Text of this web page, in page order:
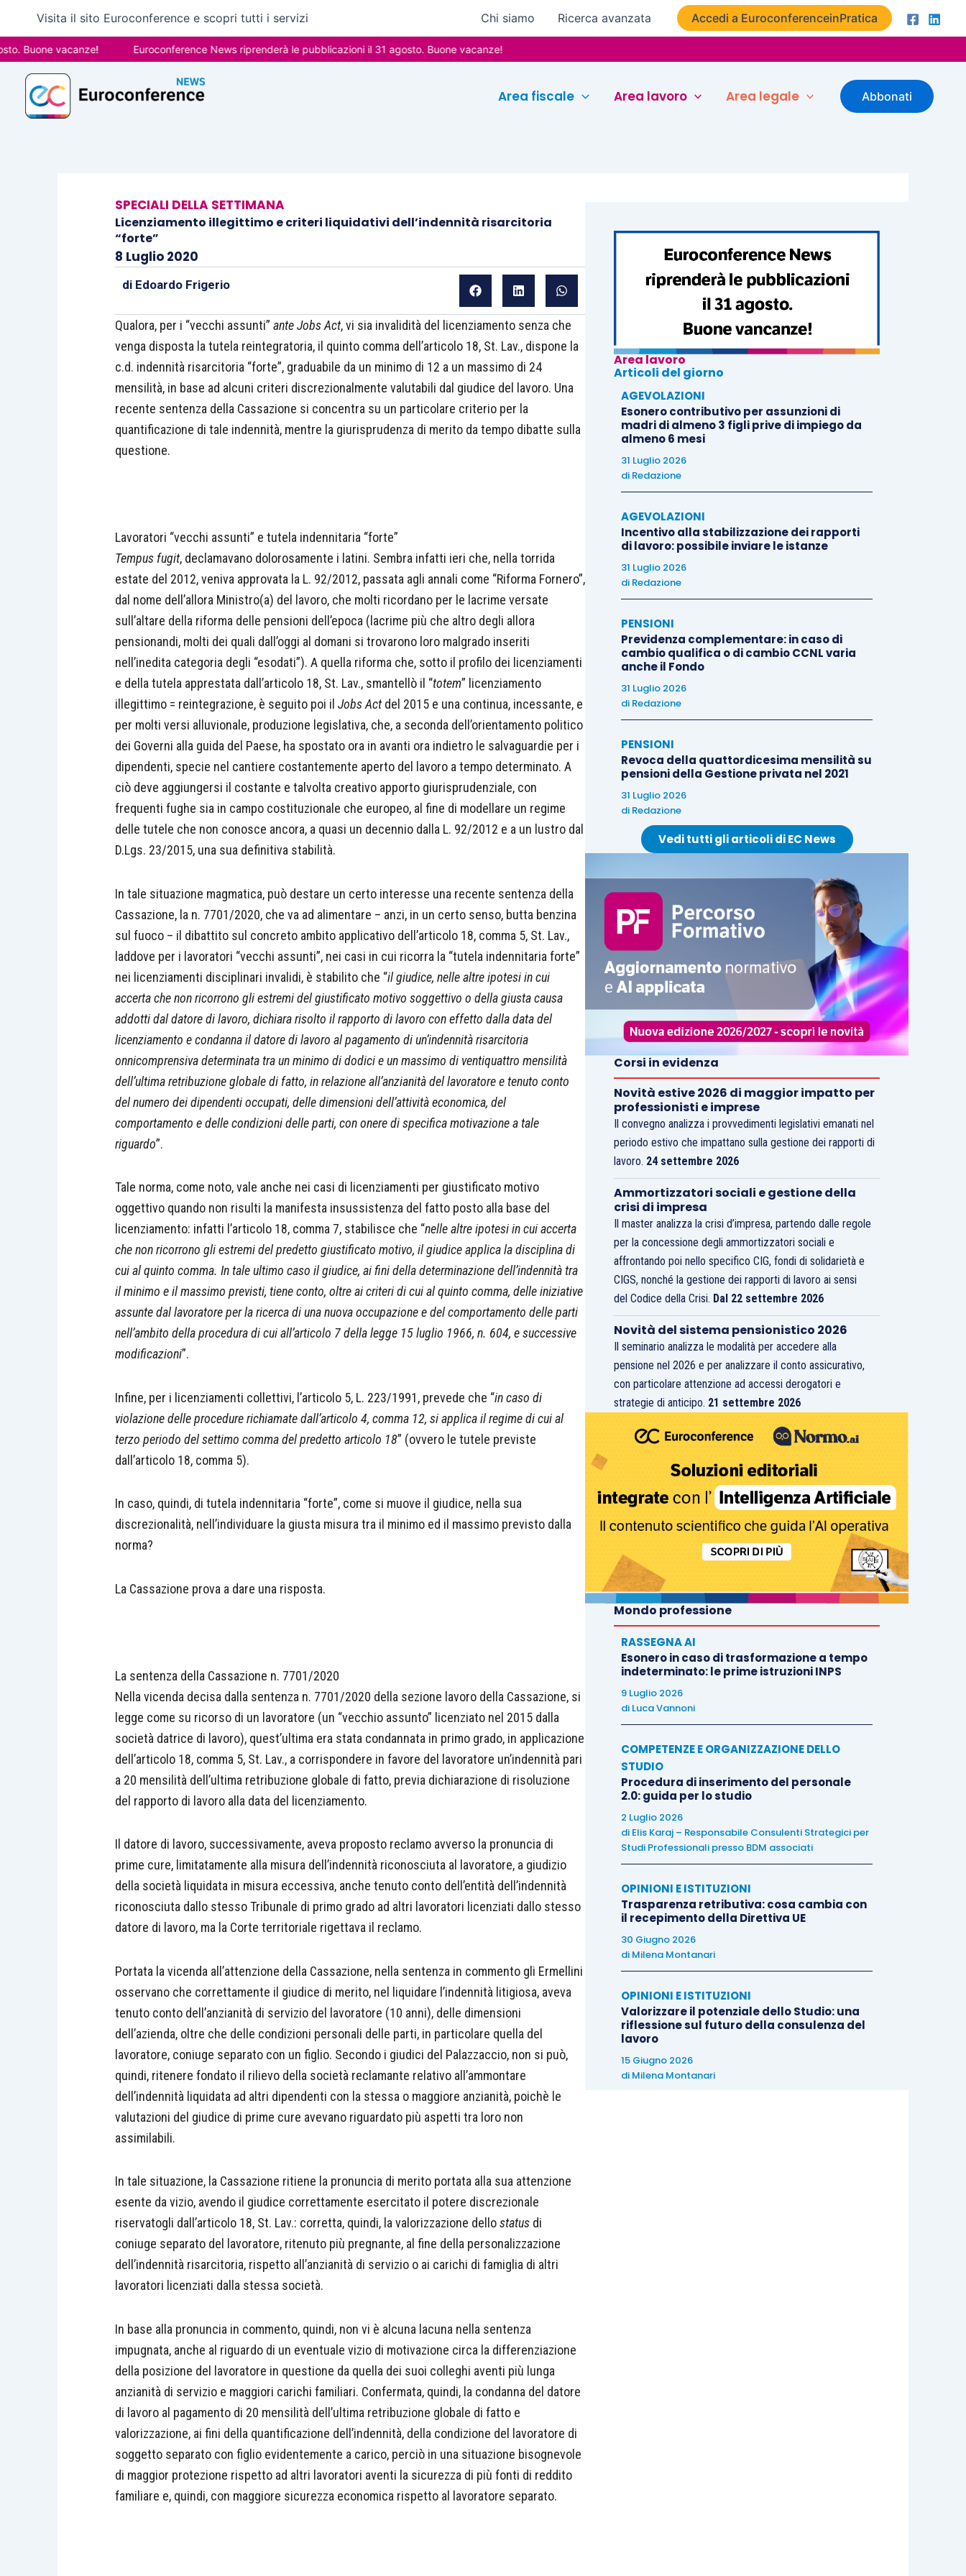
contenuto
Visita il sito Euroconference e scopri tutti i servizi Chi siamo Ricerca avanzata Accedi a EuroconferenceinPratica
vacanze! Euroconference News riprenderà le pubblicazioni il 31 agosto. Buone vacanze!
Area fiscale Area lavoro Area legale Abbonati
SPECIALI DELLA SETTIMANA
Licenziamento illegittimo e criteri liquidativi dell’indennità risarcitoria
“forte”
8 Luglio 2020
di Edoardo Frigerio
Qualora, per i “vecchi assunti” ante Jobs Act, vi sia invalidità del licenziamento senza che
venga disposta la tutela reintegratoria, il quinto comma dell’articolo 18, St. Lav., dispone la
c.d. indennità risarcitoria “forte”, graduabile da un minimo di 12 a un massimo di 24
mensilità, in base ad alcuni criteri discrezionalmente valutabili dal giudice del lavoro. Una
recente sentenza della Cassazione si concentra su un particolare criterio per la
quantificazione di tale indennità, mentre la giurisprudenza di merito da tempo dibatte sulla
questione.
Lavoratori “vecchi assunti” e tutela indennitaria “forte”
Tempus fugit, declamavano dolorosamente i latini. Sembra infatti ieri che, nella torrida
estate del 2012, veniva approvata la L. 92/2012, passata agli annali come “Riforma Fornero”,
dal nome dell’allora Ministro(a) del lavoro, che molti ricordano per le lacrime versate
sull’altare della riforma delle pensioni dell’epoca (lacrime più che altro degli allora
pensionandi, molti dei quali dall’oggi al domani si trovarono loro malgrado inseriti
nell’inedita categoria degli “esodati”). A quella riforma che, sotto il profilo dei licenziamenti
e della tutela apprestata dall’articolo 18, St. Lav., smantellò il “totem” licenziamento
illegittimo = reintegrazione, è seguito poi il Jobs Actdel 2015 e una continua, incessante, e
per molti versi alluvionale, produzione legislativa, che, a seconda dell’orientamento politico
dei Governi alla guida del Paese, ha spostato ora in avanti ora indietro le salvaguardie per i
dipendenti, specie nel cantiere costantemente aperto del lavoro a tempo determinato. A
ciò deve aggiungersi il costante e talvolta creativo apporto giurisprudenziale, con
frequenti fughe sia in campo costituzionale che europeo, al fine di modellare un regime
delle tutele che non conosce ancora, a quasi un decennio dalla L. 92/2012 e a un lustro dal
D.Lgs. 23/2015, una sua definitiva stabilità.
In tale situazione magmatica, può destare un certo interesse una recente sentenza della
Cassazione, la n. 7701/2020, che va ad alimentare – anzi, in un certo senso, butta benzina
sul fuoco – il dibattito sul concreto ambito applicativo dell’articolo 18, comma 5, St. Lav.,
laddove per i lavoratori “vecchi assunti”, nei casi in cui ricorra la “tutela indennitaria forte”
nei licenziamenti disciplinari invalidi, è stabilito che “il giudice, nelle altre ipotesi in cui
accerta che non ricorrono gli estremi del giustificato motivo soggettivo o della giusta causa
addotti dal datore di lavoro, dichiara risolto il rapporto di lavoro con effetto dalla data del
licenziamento e condanna il datore di lavoro al pagamento di un’indennità risarcitoria
onnicomprensiva determinata tra un minimo di dodici e un massimo di ventiquattro mensilità
dell’ultima retribuzione globale di fatto, in relazione all’anzianità del lavoratore e tenuto conto
del numero dei dipendenti occupati, delle dimensioni dell’attività economica, del
comportamento e delle condizioni delle parti, con onere di specifica motivazione a tale
riguardo”.
Tale norma, come noto, vale anche nei casi di licenziamenti per giustificato motivo
oggettivo quando non risulti la manifesta insussistenza del fatto posto alla base del
licenziamento: infatti l’articolo 18, comma 7, stabilisce che “nelle altre ipotesi in cui accerta
che non ricorrono gli estremi del predetto giustificato motivo, il giudice applica la disciplina di
cui al quinto comma. In tale ultimo caso il giudice, ai fini della determinazione dell’indennità tra
il minimo e il massimo previsti, tiene conto, oltre ai criteri di cui al quinto comma, delle iniziative
assunte dal lavoratore per la ricerca di una nuova occupazione e del comportamento delle parti
nell’ambito della procedura di cui all’articolo 7 della legge 15 luglio 1966, n. 604, e successive
modificazioni”.
Infine, per i licenziamenti collettivi, l’articolo 5, L. 223/1991, prevede che “in caso di
violazione delle procedure richiamate dall’articolo 4, comma 12, si applica il regime di cui al
terzo periodo del settimo comma del predetto articolo 18” (ovvero le tutele previste
dall’articolo 18, comma 5).
In caso, quindi, di tutela indennitaria “forte”, come si muove il giudice, nella sua
discrezionalità, nell’individuare la giusta misura tra il minimo ed il massimo previsto dalla
norma?
La Cassazione prova a dare una risposta.
La sentenza della Cassazione n. 7701/2020
Nella vicenda decisa dalla sentenza n. 7701/2020 della sezione lavoro della Cassazione, si
legge come su ricorso di un lavoratore (un “vecchio assunto” licenziato nel 2015 dalla
società datrice di lavoro), quest’ultima era stata condannata in primo grado, in applicazione
dell’articolo 18, comma 5, St. Lav., a corrispondere in favore del lavoratore un’indennità pari
a 20 mensilità dell’ultima retribuzione globale di fatto, previa dichiarazione di risoluzione
del rapporto di lavoro alla data del licenziamento.
Il datore di lavoro, successivamente, aveva proposto reclamo avverso la pronuncia di
prime cure, limitatamente alla misura dell’indennità riconosciuta al lavoratore, a giudizio
della società liquidata in misura eccessiva, anche tenuto conto dell’entità dell’indennità
riconosciuta dallo stesso Tribunale di primo grado ad altri lavoratori licenziati dallo stesso
datore di lavoro, ma la Corte territoriale rigettava il reclamo.
Portata la vicenda all’attenzione della Cassazione, nella sentenza in commento gli Ermellini
osservano che correttamente il giudice di merito, nel liquidare l’indennità litigiosa, aveva
tenuto conto dell’anzianità di servizio del lavoratore (10 anni), delle dimensioni
dell’azienda, oltre che delle condizioni personali delle parti, in particolare quella del
lavoratore, coniuge separato con un figlio. Secondo i giudici del Palazzaccio, non si può,
quindi, ritenere fondato il rilievo della società reclamante relativo all’ammontare
dell’indennità liquidata ad altri dipendenti con la stessa o maggiore anzianità, poichè le
valutazioni del giudice di prime cure avevano riguardato più aspetti tra loro non
assimilabili.
In tale situazione, la Cassazione ritiene la pronuncia di merito portata alla sua attenzione
esente da vizio, avendo il giudice correttamente esercitato il potere discrezionale
riservatogli dall’articolo 18, St. Lav.: corretta, quindi, la valorizzazione dellostatus di
coniuge separato del lavoratore, ritenuto più pregnante, al fine della personalizzazione
dell’indennità risarcitoria, rispetto all’anzianità di servizio o ai carichi di famiglia di altri
lavoratori licenziati dalla stessa società.
In base alla pronuncia in commento, quindi, non vi è alcuna lacuna nella sentenza
impugnata, anche al riguardo di un eventuale vizio di motivazione circa la differenziazione
della posizione del lavoratore in questione da quella dei suoi colleghi aventi più lunga
anzianità di servizio e maggiori carichi familiari. Confermata, quindi, la condanna del datore
di lavoro al pagamento di 20 mensilità dell’ultima retribuzione globale di fatto e
valorizzazione, ai fini della quantificazione dell’indennità, della condizione del lavoratore di
soggetto separato con figlio evidentemente a carico, perciò in una situazione bisognevole
di maggior protezione rispetto ad altri lavoratori aventi la sicurezza di più fonti di reddito
familiare e, quindi, con maggiore sicurezza economica rispetto al lavoratore separato.
Area lavoro
Articoli del giorno
AGEVOLAZIONI
Esonero contributivo per assunzioni di
madri di almeno 3 figli prive di impiego da
almeno 6 mesi
31 Luglio 2026
di Redazione
AGEVOLAZIONI
Incentivo alla stabilizzazione dei rapporti
di lavoro: possibile inviare le istanze
31 Luglio 2026
di Redazione
PENSIONI
Previdenza complementare: in caso di
cambio qualifica o di cambio CCNL varia
anche il Fondo
31 Luglio 2026
di Redazione
PENSIONI
Revoca della quattordicesima mensilità su
pensioni della Gestione privata nel 2021
31 Luglio 2026
di Redazione
Vedi tutti gli articoli di EC News
Corsi in evidenza
Novità estive 2026 di maggior impatto per
professionisti e imprese
Il convegno analizza i provvedimenti legislativi emanati nel
periodo estivo che impattano sulla gestione dei rapporti di
lavoro. 24 settembre 2026
Ammortizzatori sociali e gestione della
crisi di impresa
Il master analizza la crisi d’impresa, partendo dalle regole
per la concessione degli ammortizzatori sociali e
affrontando poi nello specifico CIG, fondi di solidarietà e
CIGS, nonché la gestione dei rapporti di lavoro ai sensi
del Codice della Crisi. Dal 22 settembre 2026
Novità del sistema pensionistico 2026
Il seminario analizza le modalità per accedere alla
pensione nel 2026 e per analizzare il conto assicurativo,
con particolare attenzione ad accessi derogatori e
strategie di anticipo. 21 settembre 2026
Mondo professione
RASSEGNA AI
Esonero in caso di trasformazione a tempo
indeterminato: le prime istruzioni INPS
9 Luglio 2026
di Luca Vannoni
COMPETENZE E ORGANIZZAZIONE DELLO
STUDIO
Procedura di inserimento del personale
2.0: guida per lo studio
2 Luglio 2026
di Elis Karaj – Responsabile Consulenti Strategici per
Studi Professionali presso BDM associati
OPINIONI E ISTITUZIONI
Trasparenza retributiva: cosa cambia con
il recepimento della Direttiva UE
30 Giugno 2026
di Milena Montanari
OPINIONI E ISTITUZIONI
Valorizzare il potenziale dello Studio: una
riflessione sul futuro della consulenza del
lavoro
15 Giugno 2026
di Milena Montanari